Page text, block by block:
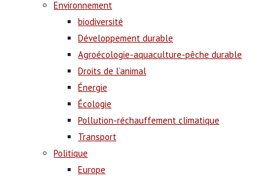
Environnement
biodiversité
Développement durable
Agroécologie-aquaculture-pêche durable
Droits de l’animal
Énergie
Écologie
Pollution-réchauffement climatique
Transport
Politique
Europe